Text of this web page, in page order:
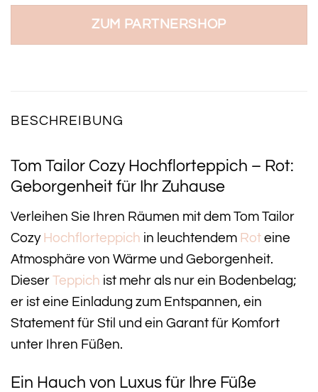
ZUM PARTNERSHOP
BESCHREIBUNG
Tom Tailor Cozy Hochflorteppich – Rot:
Geborgenheit für Ihr Zuhause
Verleihen Sie Ihren Räumen mit dem Tom Tailor
Cozy Hochflorteppich in leuchtendem Rot eine
Atmosphäre von Wärme und Geborgenheit.
Dieser Teppich ist mehr als nur ein Bodenbelag;
er ist eine Einladung zum Entspannen, ein
Statement für Stil und ein Garant für Komfort
unter Ihren Füßen.
Ein Hauch von Luxus für Ihre Füße